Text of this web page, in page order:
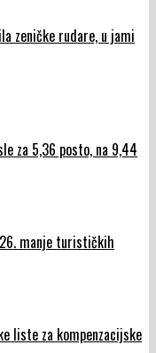
zeničke rudare, u jami
za 5,36 posto, na 9,44
manje turističkih
liste za kompenzacijske